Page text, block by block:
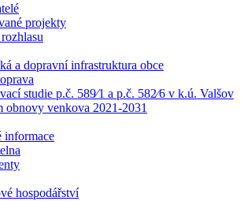
projekty
a dopravní infrastruktura obce
studie p.č. 589⁄1 a p.č. 582⁄6 v k.ú. Valšov
obnovy venkova 2021-2031
informace
hospodářství